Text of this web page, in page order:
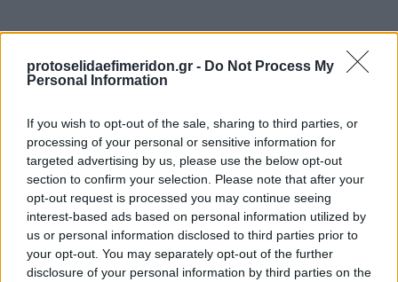
protoselidaefimeridon.gr - Do Not Process My
Personal Information
If you wish to opt-out of the sale, sharing to third parties, or
processing of your personal or sensitive information for
targeted advertising by us, please use the below opt-out
section to confirm your selection. Please note that after your
opt-out request is processed you may continue seeing
interest-based ads based on personal information utilized by
us or personal information disclosed to third parties prior to
your opt-out. You may separately opt-out of the further
disclosure of your personal information by third parties on the
Προηγούμενη
Τα Νέα
Επόμενη
Εστία